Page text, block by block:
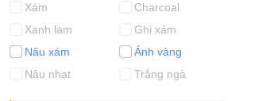
Xám
Charcoal
Xanh lam
Ghi xám
Nâu xám
Ánh vàng
Nâu nhạt
Trắng ngà